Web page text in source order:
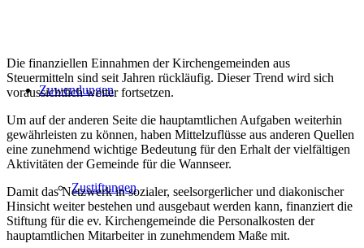
Zuwendungen
Zustiftungen
Die finanziellen Einnahmen der Kirchengemeinden aus
Steuermitteln sind seit Jahren rückläufig. Dieser Trend wird sich
voraussichtlich weiter fortsetzen.
Um auf der anderen Seite die hauptamtlichen Aufgaben weiterhin
gewährleisten zu können, haben Mittelzuflüsse aus anderen Quellen
eine zunehmend wichtige Bedeutung für den Erhalt der vielfältigen
Aktivitäten der Gemeinde für die Wannseer.
Damit das Netzwerk in sozialer, seelsorgerlicher und diakonischer
Hinsicht weiter bestehen und ausgebaut werden kann, finanziert die
Stiftung für die ev. Kirchengemeinde die Personalkosten der
hauptamtlichen Mitarbeiter in zunehmendem Maße mit.